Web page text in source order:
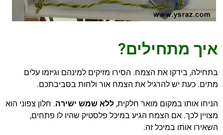
איך מתחילים?
בתחילה, בידקו את הצמח. הסירו מזיקים למינהם וגיזמו עלים
מתים. כעת יש להרגיל את הצמח אור ולחות בסביבתכם.
הניחו אותו במקום מואר חלקית, ללא שמש ישירה. חלון צפוני הוא
מצויין לכך. אם הצמח הגיע במיכל פלסטיק שהיו לו פתחים,
השאירו אותו במיכל זה.